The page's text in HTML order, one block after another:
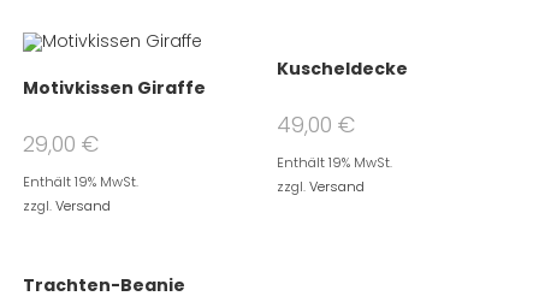
Motivkissen Giraffe
29,00 €
Enthält 19% MwSt.
zzgl.Versand
Kuscheldecke
49,00€
Enthält 19% MwSt.
zzgl.Versand
Trachten-Beanie